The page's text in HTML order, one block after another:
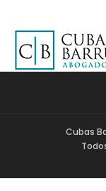
Cubas